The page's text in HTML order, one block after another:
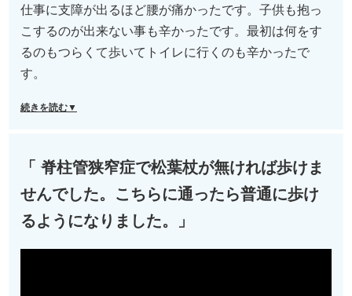
仕事に支障が出るほど腰が痛かったです。子供も抱っ
こするのが出来ない事も辛かったです。最初は何をす
るのもつらくて歩いてトイレに行くのも辛かったで
す。
続きを読む▼
「 脊柱管狭窄症で松葉杖が無ければ歩けま
せんでした。こちらに通ったら普通に歩け
るようになりました。」